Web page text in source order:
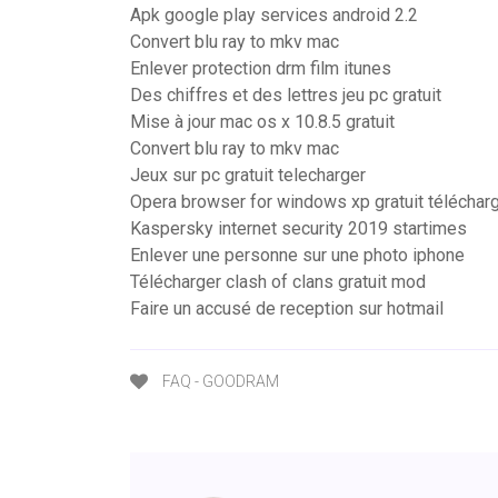
Apk google play services android 2.2
Convert blu ray to mkv mac
Enlever protection drm film itunes
Des chiffres et des lettres jeu pc gratuit
Mise à jour mac os x 10.8.5 gratuit
Convert blu ray to mkv mac
Jeux sur pc gratuit telecharger
Opera browser for windows xp gratuit
Kaspersky internet security 2019 startimes
Enlever une personne sur une photo iphone
Télécharger clash of clans gratuit mod
Faire un accusé de reception sur hotmail
FAQ - GOODRAM